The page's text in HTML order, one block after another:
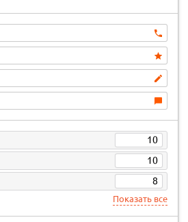
10
10
8
Показать все